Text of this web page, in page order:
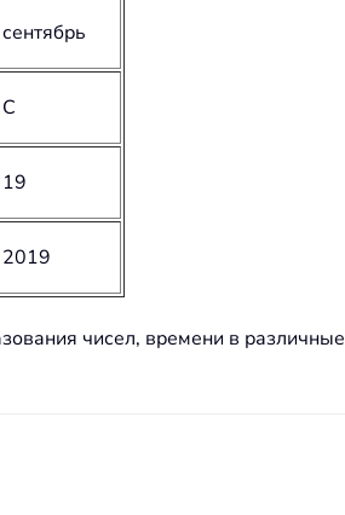
2019
чисел, времени в различные